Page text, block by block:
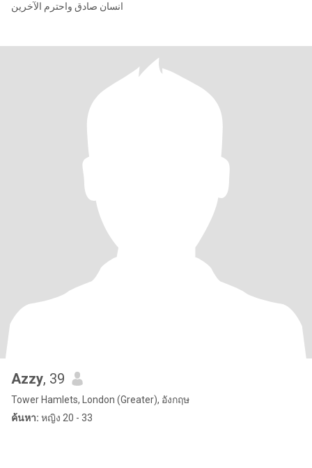
انسان صادق واحترم الآخرين
Azzy, 39
Tower Hamlets, London (Greater), อังกฤษ
ค้นหา: หญิง 20 - 33